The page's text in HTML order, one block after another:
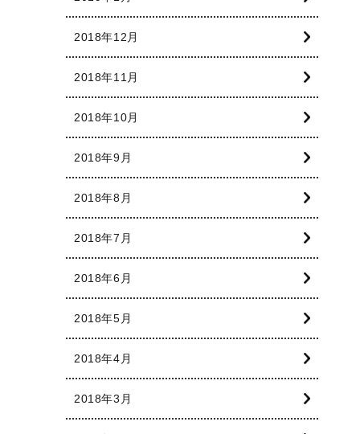
2018年12月
2018年11月
2018年10月
2018年9月
2018年8月
2018年7月
2018年6月
2018年5月
2018年4月
2018年3月